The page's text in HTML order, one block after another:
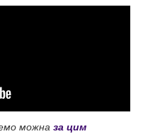
можна за цим